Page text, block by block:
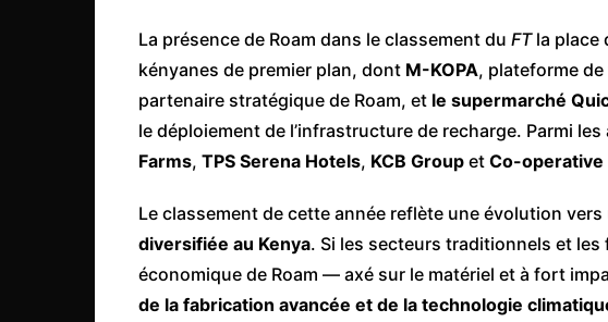
La présence de Roam dans le classement du FTla place
kényanes de premier plan, dont M-KOPA, plateforme
partenaire stratégique de Roam, et le supermarché
le déploiement de l’infrastructure de recharge. Parmi
Farms, TPS Serena Hotels, KCB Group et Co-operative
Le classement de cette année reflète une évolution vers
diversifiée au Kenya. Si les secteurs traditionnels et
économique de Roam — axé sur le matériel et à fort
de la fabrication avancée et de la technologie